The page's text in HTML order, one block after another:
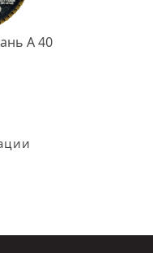
A 40